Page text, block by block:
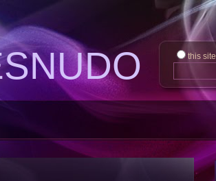
this site